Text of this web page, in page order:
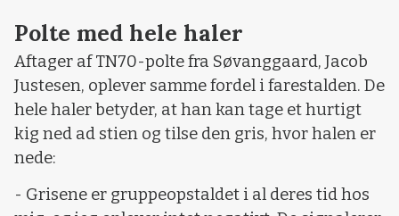
Polte med hele haler
Aftager af TN70-polte fra Søvanggaard, Jacob
Justesen, oplever samme fordel i farestalden. De
hele haler betyder, at han kan tage et hurtigt
kig ned ad stien og tilse den gris, hvor halen er
nede:
- Grisene er gruppeopstaldet i al deres tid hos